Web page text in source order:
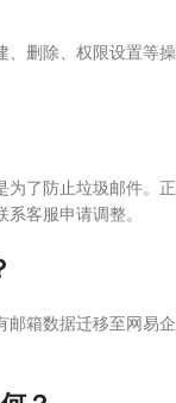
、删除、权限设置等操
为了防止垃圾邮件。正
客服申请调整。
邮箱数据迁移至网易企